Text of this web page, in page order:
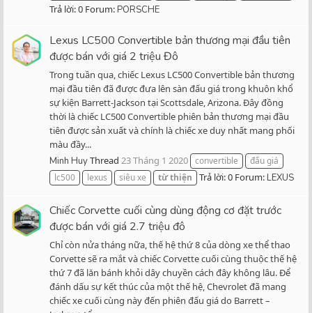
Trả lời: 0 Forum:PORSCHE
Lexus LC500 Convertible bản thương mại đầu tiên
được bán với giá 2 triệu Đô
Trong tuần qua, chiếc Lexus LC500 Convertible bản thương
mại đầu tiên đã được đưa lên sàn đấu giá trong khuôn khổ
sự kiện Barrett-Jackson tại Scottsdale, Arizona. Đây đồng
thời là chiếc LC500 Convertible phiên bản thương mại đầu
tiên được sản xuất và chính là chiếc xe duy nhất mang phối
màu đầy...
Minh HuyThread 23 Tháng 1 2020 convertible
đấu giá
lc500
lexus siêu xe từthiện Trả lời: 0 Forum:LEXUS
Chiếc Corvette cuối cùng dùng động cơ đặt trước
được bán với giá 2.7 triệu đô
Chỉ còn nửa tháng nữa, thế hệ thứ 8 của dòng xe thể thao
Corvette sẽ ra mắt và chiếc Corvette cuối cùng thuộc thế hệ
thứ 7 đã lăn bánh khỏi dây chuyền cách đây không lâu. Để
đánh dấu sự kết thúc của một thế hệ, Chevrolet đã mang
chiếc xe cuối cùng này đến phiên đấu giá do Barrett –